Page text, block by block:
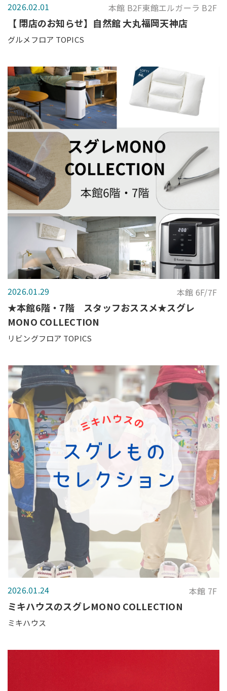
2026.02.01 本館 B2F東館エルガーラ B2F
【 閉店のお知らせ】自然館 大丸福岡天神店
グルメフロア TOPICS
2026.01.29 本館 6F/7F
★本館6階・7階 スタッフおススメ★スグレ
MONO COLLECTION
リビングフロア TOPICS
2026.01.24 本館 7F
ミキハウスのスグレMONO COLLECTION
ミキハウス